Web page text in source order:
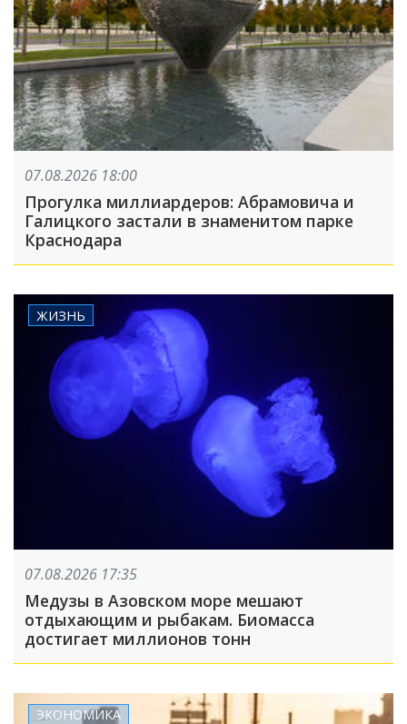
07.08.2026 18:00
Прогулка миллиардеров: Абрамовича и
Галицкого застали в знаменитом парке
Краснодара
ЖИЗНЬ
07.08.2026 17:35
Медузы в Азовском море мешают
отдыхающим и рыбакам. Биомасса
достигает миллионов тонн
ЭКОНОМИКА